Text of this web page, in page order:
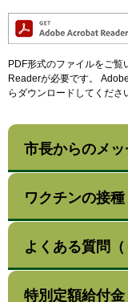
PDF形式のファイルをご
Readerが必要です。
らダウンロードしてくださ
市長からのメ
ワクチンの接種
よくある質問（
特別定額給付金